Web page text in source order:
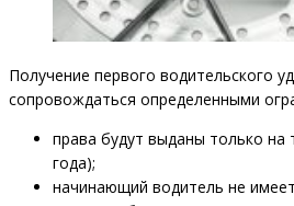
Получение первого водительского
сопровождаться определенными
права будут выданы только на
года);
начинающий водитель не